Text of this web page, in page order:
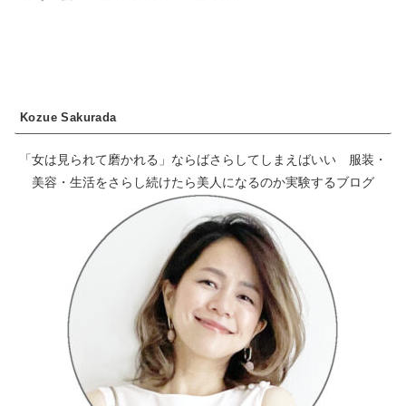
Kozue Sakurada
「女は見られて磨かれる」ならばさらしてしまえばいい 服装・
美容・生活をさらし続けたら美人になるのか実験するブログ